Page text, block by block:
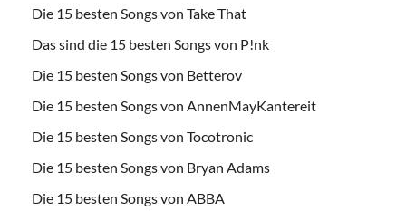
Die 15 besten Songs von Take That
Das sind die 15 besten Songs von P!nk
Die 15 besten Songs von Betterov
Die 15 besten Songs von AnnenMayKantereit
Die 15 besten Songs von Tocotronic
Die 15 besten Songs von Bryan Adams
Die 15 besten Songs von ABBA